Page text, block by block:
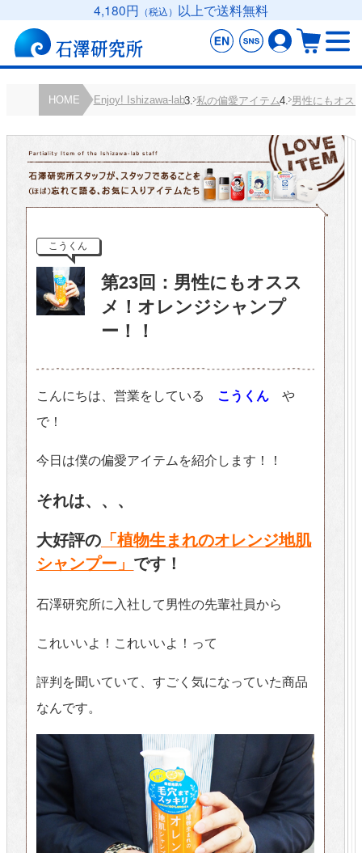
4,180円 （税込） 以上で送料無料
HOME Enjoy! Ishizawa-lab 私の偏愛アイテム 男性にもオス
こうくん
第23回：男性にもオスス
メ！オレンジシャンプ
ー！！
こんにちは、営業をしている こうくん や
で！
今日は僕の偏愛アイテムを紹介します！！
それは、、、
大好評の 「植物生まれのオレンジ地肌
シャンプー」 です！
石澤研究所に入社して男性の先輩社員から
これいいよ！これいいよ！って
評判を聞いていて、すごく気になっていた商品
なんです。